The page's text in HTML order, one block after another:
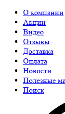
О компании
Акции
Видео
Отзывы
Доставка
Оплата
Новости
Полезные
Поиск